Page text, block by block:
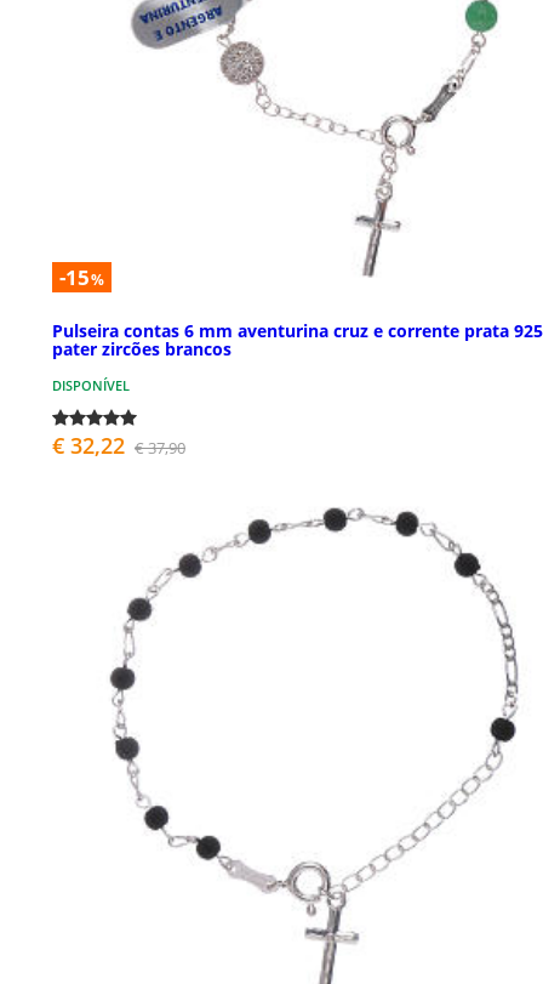
-15%
Pulseira contas 6 mm aventurina cruz e corrente prata 925
pater zircões brancos
DISPONÍVEL
€ 32,22 € 37,90